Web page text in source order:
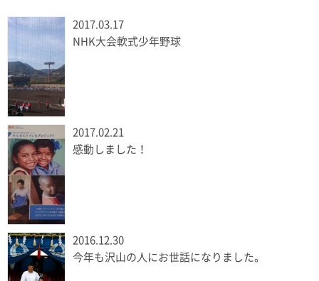
2017.03.17
NHK大会軟式少年野球
2017.02.21
感動しました！
2016.12.30
今年も沢山の人にお世話になりました。